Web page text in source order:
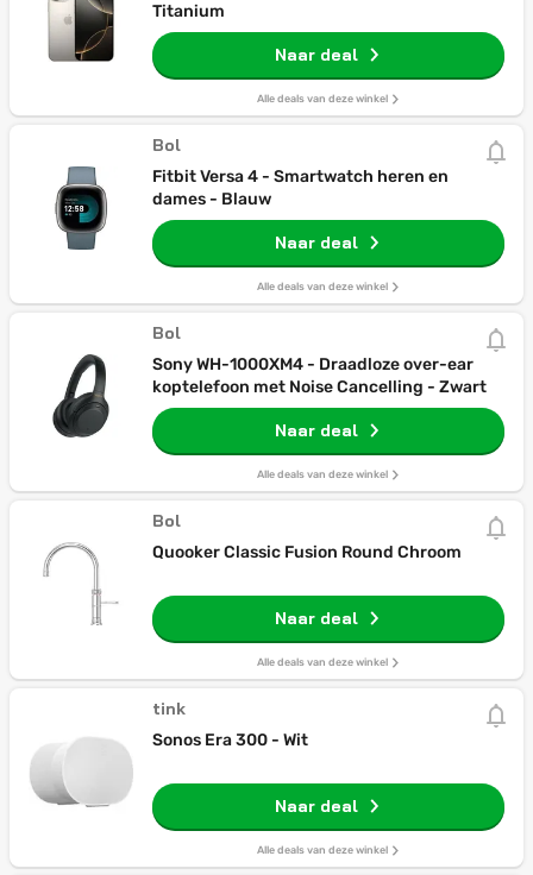
Titanium
Naar deal
Alle deals van deze winkel
Bol
Fitbit Versa 4 - Smartwatch heren en
dames - Blauw
Naar deal
Alle deals van deze winkel
Bol
Sony WH-1000XM4 - Draadloze over-ear
koptelefoon met Noise Cancelling - Zwart
Naar deal
Alle deals van deze winkel
Bol
Quooker Classic Fusion Round Chroom
Naar deal
Alle deals van deze winkel
tink
Sonos Era 300 - Wit
Naar deal
Alle deals van deze winkel